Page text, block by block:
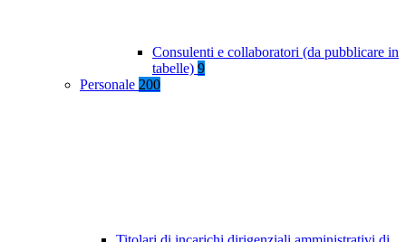
Consulenti e collaboratori (da pubblicare in
tabelle) 9
Personale 200